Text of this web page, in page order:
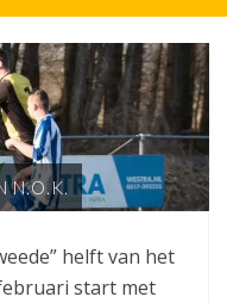
N.O.K.
helft van het
start met